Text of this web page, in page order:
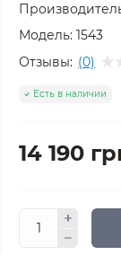
Модель: 1543
Отзывы: (0)
Есть в наличии
14 190